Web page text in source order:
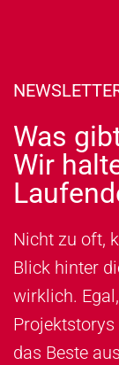
Was
Wir
Nicht zu oft,
Blick hinter
wirklich.
das Beste